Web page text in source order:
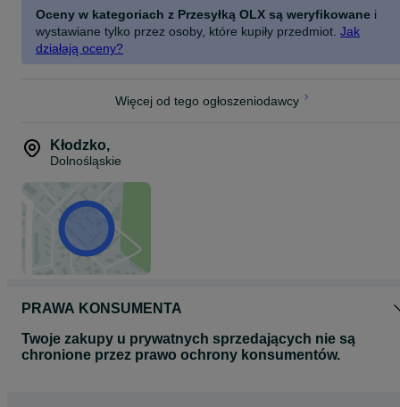
Oceny w kategoriach z Przesyłką OLX są weryfikowane i
wystawiane tylko przez osoby, które kupiły przedmiot. Jak
działają oceny?
Więcej od tego ogłoszeniodawcy
Kłodzko,
Dolnośląskie
PRAWA KONSUMENTA
Twoje zakupy u prywatnych sprzedających nie są
chronione przez prawo ochrony konsumentów.